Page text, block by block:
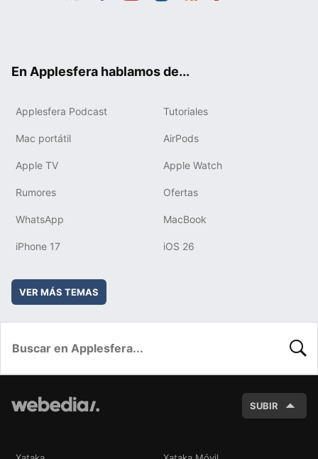
En Applesfera hablamos de...
Applesfera Podcast Tutoriales
Mac portátil AirPods
Apple TV Apple Watch
Rumores Ofertas
WhatsApp MacBook
iPhone 17 iOS 26
VER MÁS TEMAS
SUBIR